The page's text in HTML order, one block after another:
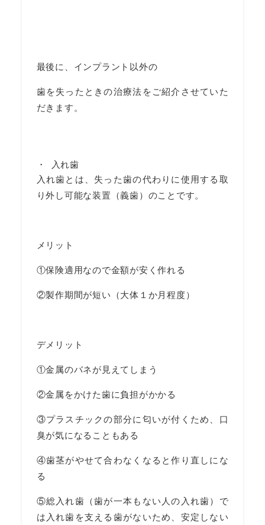
最後に、インプラント以外の
歯を失ったときの治療法をご紹介させていた
だきます。
入れ歯
入れ歯とは、失った歯の代わりに使用する取
り外し可能な装置（義歯）のことです。
メリット
①保険適用なので金額が安く作れる
②製作期間が短い（大体１か月程度）
デメリット
①金属のバネが見えてしまう
②金属をかけた歯に負担がかかる
③プラスチックの部分に匂いが付くため、口
臭が気になることもある
④歯茎がやせて合わなくなると作り直しにな
る
⑤総入れ歯（歯が一本もない人の入れ歯）で
は入れ歯を支える歯がないため、安定しない